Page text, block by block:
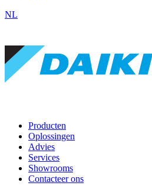
NL
Producten
Oplossingen
Advies
Services
Showrooms
Contacteer ons